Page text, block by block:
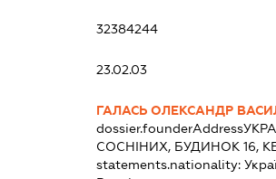
32384244
23.02.03
ГАЛАСЬ ОЛЕКСАНДР
dossier.founderAddress
СОСНІНИХ, БУДИНОК 16,
statements.nationality: